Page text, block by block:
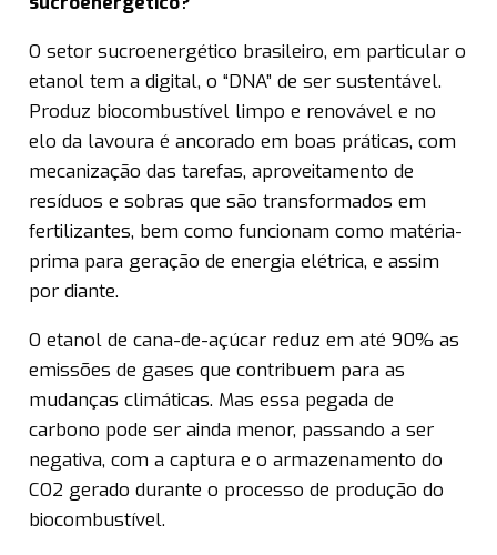
O setor sucroenergético brasileiro, em particular o
etanol tem a digital, o “DNA” de ser sustentável.
Produz biocombustível limpo e renovável e no
elo da lavoura é ancorado em boas práticas, com
mecanização das tarefas, aproveitamento de
resíduos e sobras que são transformados em
fertilizantes, bem como funcionam como matéria-
prima para geração de energia elétrica, e assim
por diante.
O etanol de cana-de-açúcar reduz em até 90% as
emissões de gases que contribuem para as
mudanças climáticas. Mas essa pegada de
carbono pode ser ainda menor, passando a ser
negativa, com a captura e o armazenamento do
CO2 gerado durante o processo de produção do
biocombustível.